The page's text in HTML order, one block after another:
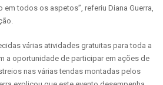
todos os aspetos”, referiu Diana Guerra,
várias atividades gratuitas para toda a
a oportunidade de participar em ações de
nas várias tendas montadas pelos